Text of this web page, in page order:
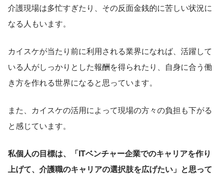
介護現場は多忙すぎたり、その反面金銭的に苦しい状況に
なる人もいます。
カイスケが当たり前に利用される業界になれば、活躍して
いる人がしっかりとした報酬を得られたり、自身に合う働
き方を作れる世界になると思っています。
また、カイスケの活用によって現場の方々の負担も下がる
と感じています。
私個人の目標は、「ITベンチャー企業でのキャリアを作り
上げて、介護職のキャリアの選択肢を広げたい」と思って